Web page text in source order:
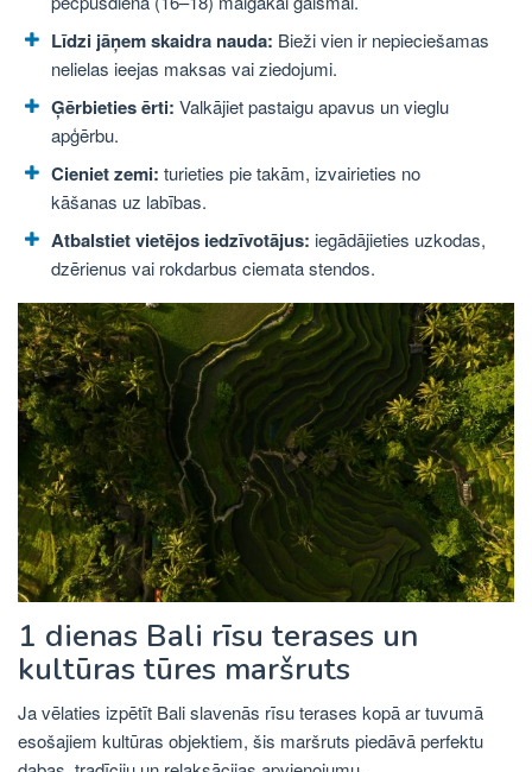
Līdzi jāņem skaidra nauda: Bieži vien ir nepieciešamas
nelielas ieejas maksas vai ziedojumi.
Ģērbieties ērti: Valkājiet pastaigu apavus un vieglu
apģērbu.
Cieniet zemi: turieties pie takām, izvairieties no
kāšanas uz labības.
Atbalstiet vietējos iedzīvotājus: iegādājieties uzkodas,
dzērienus vai rokdarbus ciemata stendos.
1 dienas Bali rīsu terases un
kultūras tūres maršruts
Ja vēlaties izpētīt Bali slavenās rīsu terases kopā ar tuvumā
esošajiem kultūras objektiem, šis maršruts piedāvā perfektu